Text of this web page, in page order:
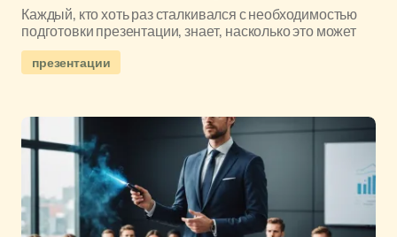
Каждый, кто хоть раз сталкивался с необходимостью
подготовки презентации, знает, насколько это может
презентации